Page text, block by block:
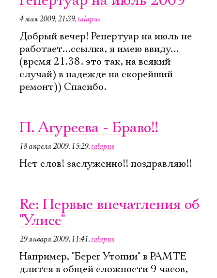
4 мая 2009, 21:39, talapus
Добрый вечер! Репертуар на июль не
работает...ссылка, я имею ввиду...
(время 21.38. это так, на всякий
случай) в надежде на скорейший
ремонт)) Спасибо.
П. Агуреева - Браво!!
18 апреля 2009, 15:29, talapus
Нет слов! заслуженно!! поздравляю!!
Re: Первые впечатления об
"Улисс"
29 января 2009, 11:41, talapus
Например, "Берег Утопии" в РАМТЕ
длится в общей сложности 9 часов,
Ознакомиться